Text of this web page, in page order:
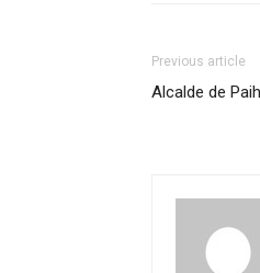
Previous article
Alcalde de